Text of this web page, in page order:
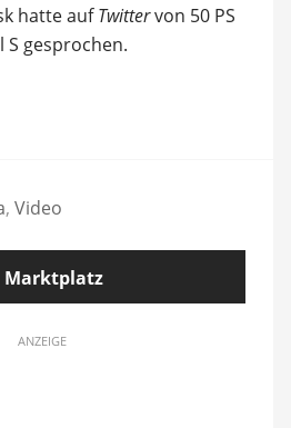
hatte aufTwittervon 50 PS
gesprochen.
, Video
Marktplatz
ANZEIGE